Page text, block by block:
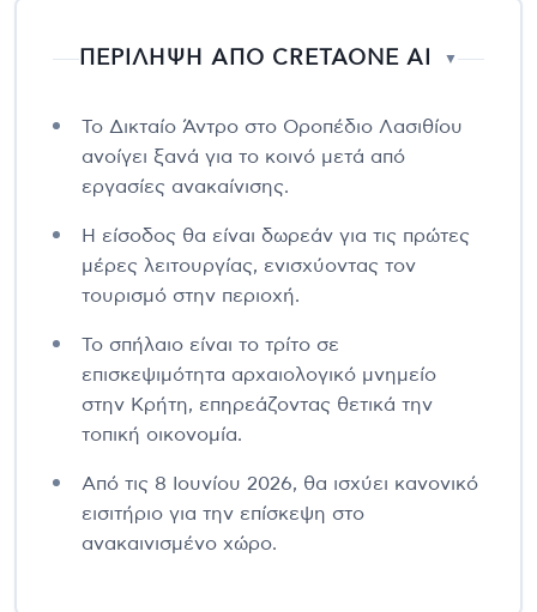
ΠΕΡΙΛΗΨΗ ΑΠΟ CRETAONE AI ▼
Το Δικταίο Άντρο στο Οροπέδιο Λασιθίου
ανοίγει ξανά για το κοινό μετά από
εργασίες ανακαίνισης.
Η είσοδος θα είναι δωρεάν για τις πρώτες
μέρες λειτουργίας, ενισχύοντας τον
τουρισμό στην περιοχή.
Το σπήλαιο είναι το τρίτο σε
επισκεψιμότητα αρχαιολογικό μνημείο
στην Κρήτη, επηρεάζοντας θετικά την
τοπική οικονομία.
Από τις 8 Ιουνίου 2026, θα ισχύει κανονικό
εισιτήριο για την επίσκεψη στο
ανακαινισμένο χώρο.